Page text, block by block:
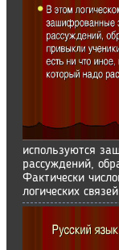
используются
рассуждений,
Фактически
логических